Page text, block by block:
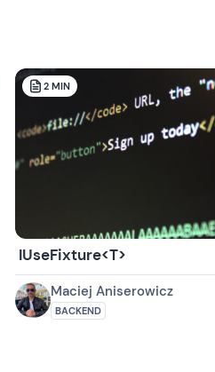
2 MIN
IUseFixture<T>
Maciej Aniserowicz
BACKEND